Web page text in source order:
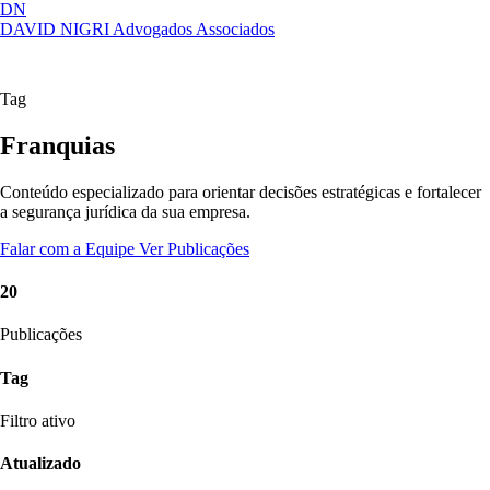
DN
DAVID NIGRI Advogados Associados
Artigos, sentenças, áreas de atuação,
Tag
Franquias
Conteúdo especializado para orientar decisões estratégicas e fortalecer
a segurança jurídica da sua empresa.
Falar com a Equipe Ver Publicações
20
Publicações
Tag
Filtro ativo
Atualizado